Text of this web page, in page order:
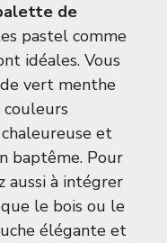
de
pastel comme
idéales. Vous
vert menthe
et
baptême. Pour
aussi à intégrer
le bois ou le
élégante et